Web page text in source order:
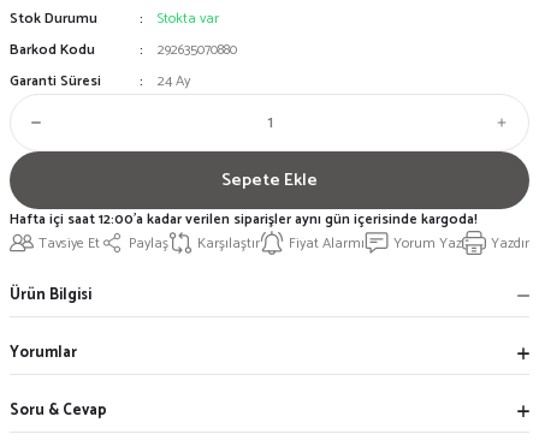
Stok Durumu
Stokta var
Barkod Kodu
292635070880
Garanti Süresi
24 Ay
Sepete Ekle
Tavsiye Et Paylaş Karşılaştır Fiyat Alarmı Yorum Yaz Yazdır
Hafta içi saat 12:00'a kadar verilen siparişler aynı gün içerisinde kargoda!
Ürün Bilgisi
Yorumlar
Soru & Cevap